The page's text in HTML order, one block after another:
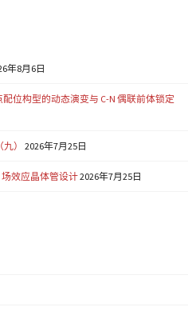
年8月6日
位构型的动态演变与 C-N 偶联前体锁定
） 2026年7月25日
场效应晶体管设计2026年7月25日